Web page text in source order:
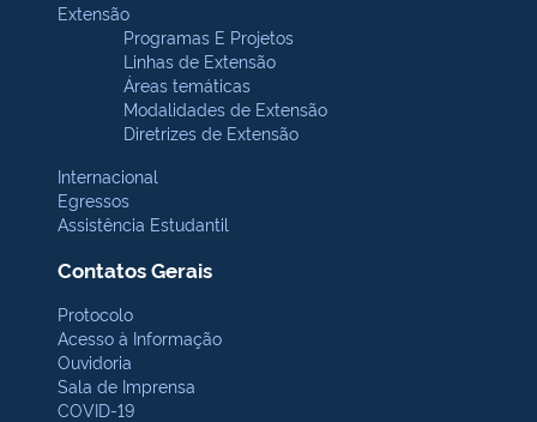
Extensão
Programas E Projetos
Linhas de Extensão
Áreas temáticas
Modalidades de Extensão
Diretrizes de Extensão
Internacional
Egressos
Assistência Estudantil
Contatos Gerais
Protocolo
Acesso à Informação
Ouvidoria
Sala de Imprensa
COVID-19